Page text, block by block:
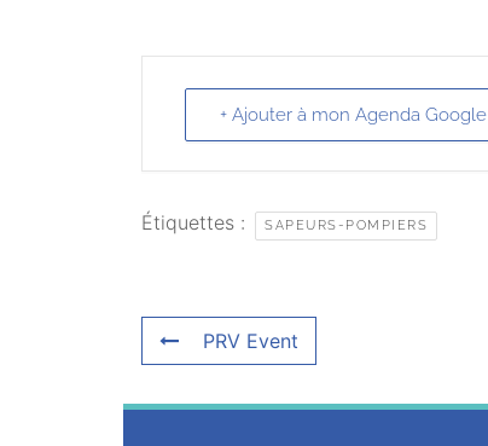
+ Ajouter à mon Agenda Google
Étiquettes : SAPEURS-POMPIERS
PRV Event